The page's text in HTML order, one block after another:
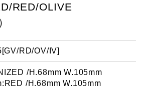
RED/OLIVE
RD/OV/IV]
/H.68mm W.105mm
/H.68mm W.105mm